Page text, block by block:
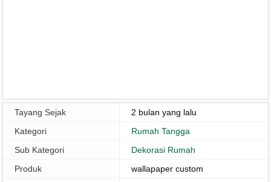
Tayang Sejak
2 bulan yang lalu
Kategori
Rumah Tangga
Sub Kategori
Dekorasi Rumah
Produk
wallapaper custom